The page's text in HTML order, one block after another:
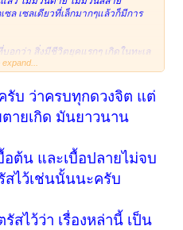
ล เซลเดียวที่เล็กมากๆแล้วก็มีการ
อกว่า สิ่งมีชีวิตยุคแรกๆ เกิดในทะเล
มเลกุลเล็ก และก็พัฒนา แยกสายเผ่า
เราคืออะไรครับ และทำไมจึงมีเรา
ตใจ แต่ร่างกายไม่ไช่ตัวท่าน
จ็บป่วย แก่ ตาย เราบอก หรือบังคับ
ป็นของ ของเราจริงๆ ต้องบังคับได้
ทุกภพภูมิ รวมบนพระนิพพานด้วย)
หนึ่งนะครับ แล้วพิจรณณาดูเอานะ
บ ว่าครบทุกดวงจิต แต่
ตายเกิด มันยาวนาน
ต้น และเบื้อปลายไม่จบ
สไว้เช่นนั้นนะครับ
สไว้ว่า เรื่องหล่านี้ เป็น